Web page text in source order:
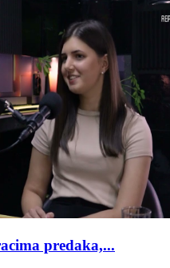
predaka,...